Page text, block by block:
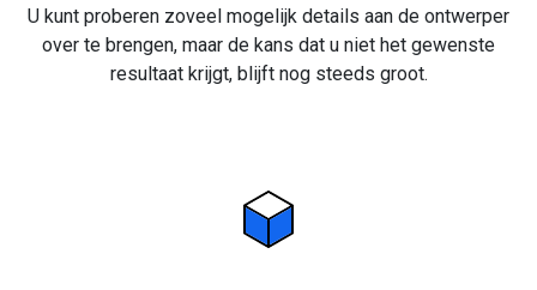
U kunt proberen zoveel mogelijk details aan de ontwerper
over te brengen, maar de kans dat u niet het gewenste
resultaat krijgt, blijft nog steeds groot.